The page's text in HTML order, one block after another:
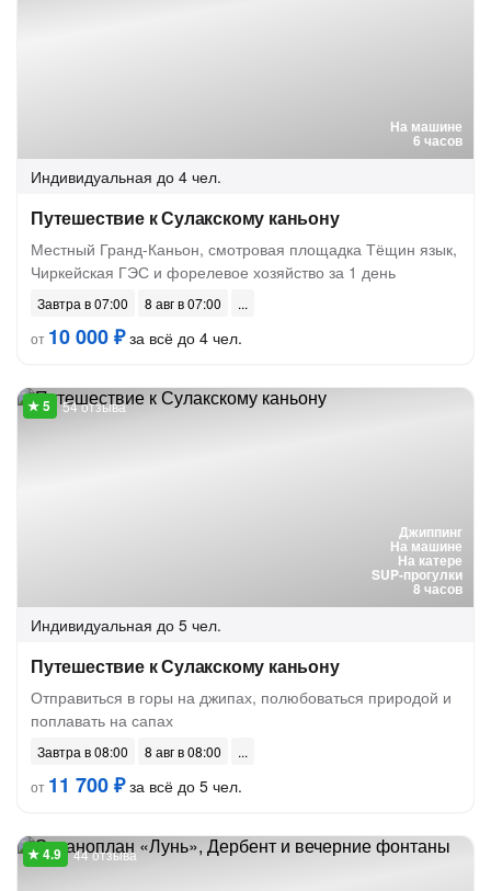
На машине
6 часов
Индивидуальная до 4 чел.
Путешествие к Сулакскому каньону
Местный Гранд-Каньон, смотровая площадка Тёщин язык,
Чиркейская ГЭС и форелевое хозяйство за 1 день
Завтра в 07:00
8 авг в 07:00
от 10 000 ₽за всё до 4 чел.
Джиппинг
На машине
На катере
SUP-прогулки
8 часов
54 отзыва
Индивидуальная до 5 чел.
Путешествие к Сулакскому каньону
Отправиться в горы на джипах, полюбоваться природой и
поплавать на сапах
Завтра в 08:00
8 авг в 08:00
от 11 700 ₽за всё до 5 чел.
44 отзыва